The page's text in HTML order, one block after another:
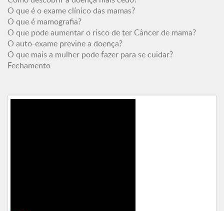
O que é o exame clínico das mamas?
O que é mamografia?
O que pode aumentar o risco de ter Câncer de mama?
O auto-exame previne a doença?
O que mais a mulher pode fazer para se cuidar?
Fechamento